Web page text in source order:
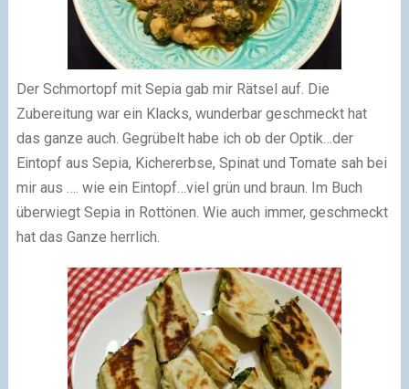
Der Schmortopf mit Sepia gab mir Rätsel auf. Die
Zubereitung war ein Klacks, wunderbar geschmeckt hat
das ganze auch. Gegrübelt habe ich ob der Optik…der
Eintopf aus Sepia, Kichererbse, Spinat und Tomate sah bei
mir aus …. wie ein Eintopf…viel grün und braun. Im Buch
überwiegt Sepia in Rottönen. Wie auch immer, geschmeckt
hat das Ganze herrlich.